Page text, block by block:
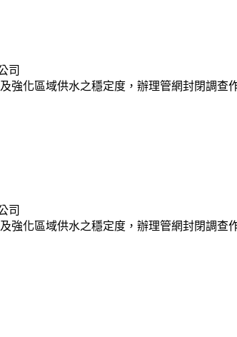
司
強化區域供水之穩定度，辦理管網封閉調查
司
強化區域供水之穩定度，辦理管網封閉調查